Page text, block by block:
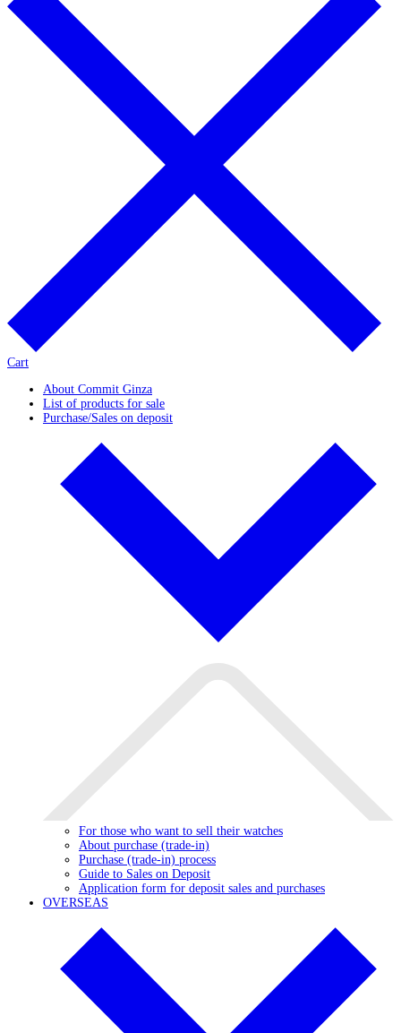
Cart
About Commit Ginza
List of products for sale
Purchase/Sales on deposit
For those who want to sell their watches
About purchase (trade-in)
Purchase (trade-in) process
Guide to Sales on Deposit
Application form for deposit sales and purchases
OVERSEAS